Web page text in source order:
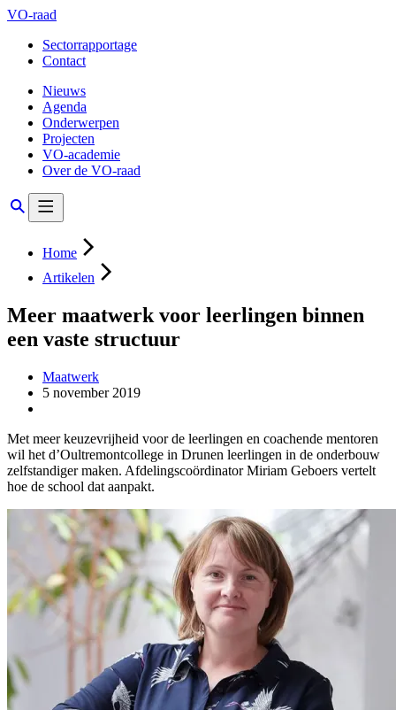
VO-raad
Sectorrapportage
Contact
Nieuws
Agenda
Onderwerpen
Projecten
VO-academie
Over de VO-raad
Home
Artikelen
Meer maatwerk voor leerlingen binnen
een vaste structuur
Maatwerk
5 november 2019
Met meer keuzevrijheid voor de leerlingen en coachende mentoren
wil het d’Oultremontcollege in Drunen leerlingen in de onderbouw
zelfstandiger maken. Afdelingscoördinator Miriam Geboers vertelt
hoe de school dat aanpakt.